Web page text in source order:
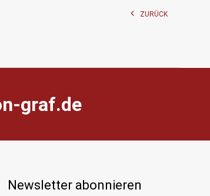
ZURÜCK
Newsletter abonnieren